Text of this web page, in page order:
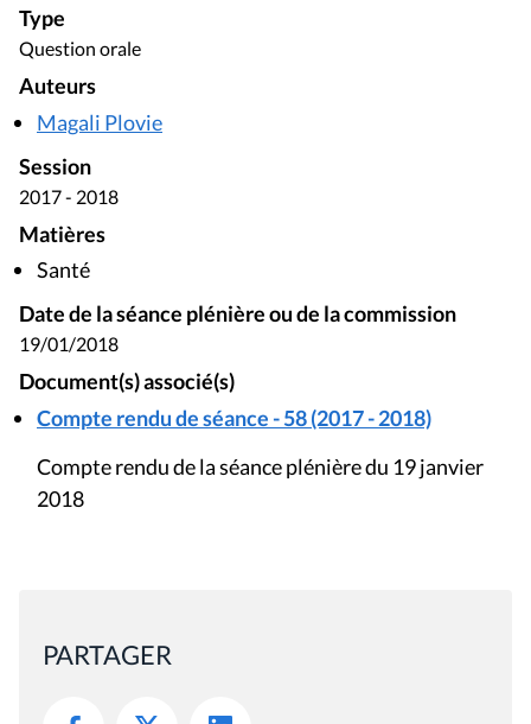
Type
Question orale
Auteurs
Magali Plovie
Session
2017 - 2018
Matières
Santé
Date de la séance plénière ou de la commission
19/01/2018
Document(s) associé(s)
Compte rendu de séance - 58 (2017 - 2018)
Compte rendu de la séance plénière du 19 janvier
2018
PARTAGER